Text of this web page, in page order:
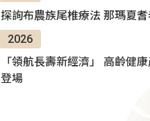
探詢布農族尾椎療法 那瑪夏
2026
「領航長壽新經濟」 高齡健
登場